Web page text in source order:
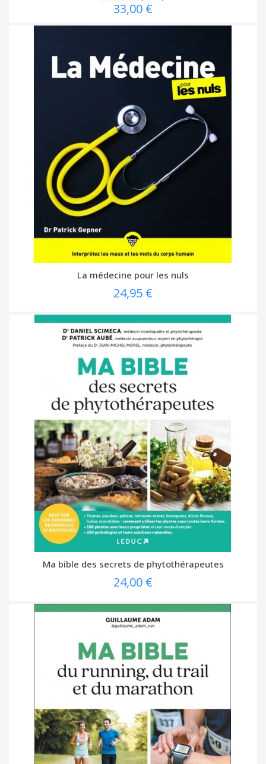
33,00 €
La médecine pour les nuls
24,95 €
Ma bible des secrets de phytothérapeutes
24,00 €